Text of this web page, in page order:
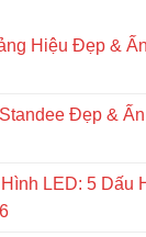
Hiệu Đẹp &
Đẹp &
LED: 5 Dấu